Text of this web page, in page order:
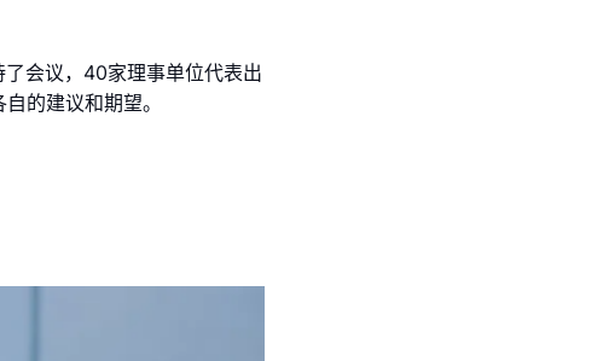
会议，40家理事单位代表出
的建议和期望。